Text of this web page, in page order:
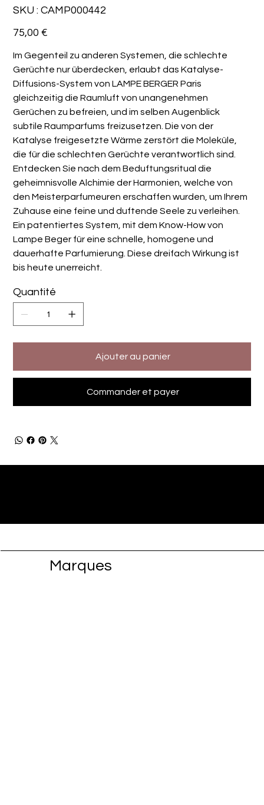
SKU : SKU
CAMP000442
CAMP000442
Prix
75,00 €
Im Gegenteil zu anderen Systemen, die schlechte
Gerüchte nur überdecken, erlaubt das Katalyse-
Diffusions-System von LAMPE BERGER Paris
gleichzeitig die Raumluft von unangenehmen
Gerüchen zu befreien, und im selben Augenblick
subtile Raumparfums freizusetzen. Die von der
Katalyse freigesetzte Wärme zerstört die Moleküle,
die für die schlechten Gerüchte verantwortlich sind.
Entdecken Sie nach dem Beduftungsritual die
geheimnisvolle Alchimie der Harmonien, welche von
den Meisterparfumeuren erschaffen wurden, um Ihrem
Zuhause eine feine und duftende Seele zu verleihen.
Ein patentiertes System, mit dem Know-How von
Lampe Beger für eine schnelle, homogene und
dauerhafte Parfumierung. Diese dreifach Wirkung ist
bis heute unerreicht.
Quantité
Ajouter au panier
Commander et payer
Marques